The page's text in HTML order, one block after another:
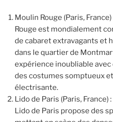
Moulin Rouge (Paris,
Rouge est mondialement
de cabaret extravagants et
dans le quartier de
expérience inoubliable
des costumes somptueux
électrisante.
Lido de Paris (Paris, France)
Lido de Paris propose des